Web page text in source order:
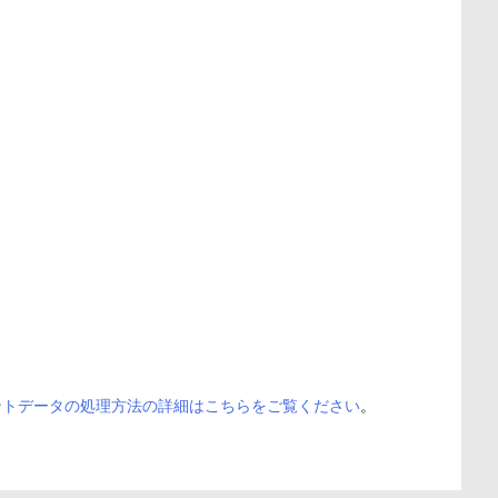
トデータの処理方法の詳細はこちらをご覧ください。